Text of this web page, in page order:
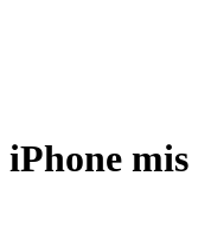
iPhone mis